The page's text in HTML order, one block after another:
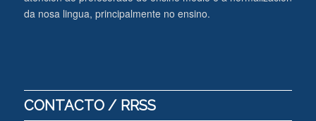
da nosa lingua, principalmente no ensino.
CONTACTO / RRSS